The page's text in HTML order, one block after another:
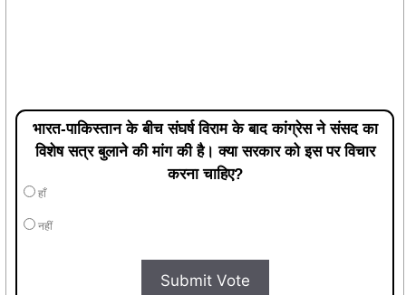
भारत-पाकिस्तान के बीच संघर्ष विराम के बाद कांग्रेस ने संसद का
विशेष सत्र बुलाने की मांग की है। क्या सरकार को इस पर विचार
करना चाहिए?
हाँ
नहीं
Submit Vote